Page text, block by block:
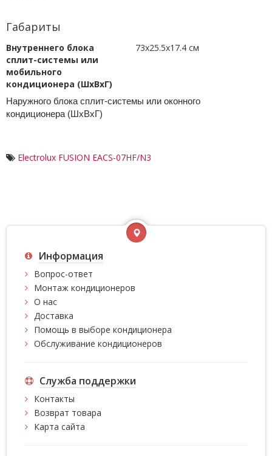
Габариты
Внутреннего блока
сплит-системы или
мобильного
кондиционера (ШxВxГ)
73x25.5x17.4 см
Наружного блока сплит-системы или оконного
кондиционера (ШxВxГ)
Electrolux FUSION EACS-07HF/N3
Информация
Вопрос-ответ
Монтаж кондиционеров
О нас
Доставка
Помощь в выборе кондиционера
Обслуживание кондиционеров
Служба поддержки
Контакты
Возврат товара
Карта сайта